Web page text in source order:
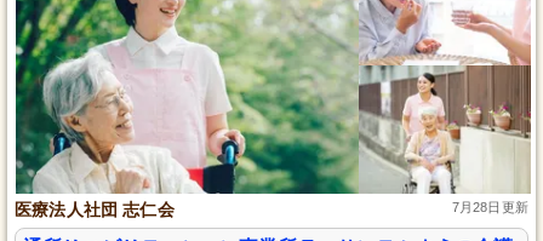
医療法人社団 志仁会 7月28日更新